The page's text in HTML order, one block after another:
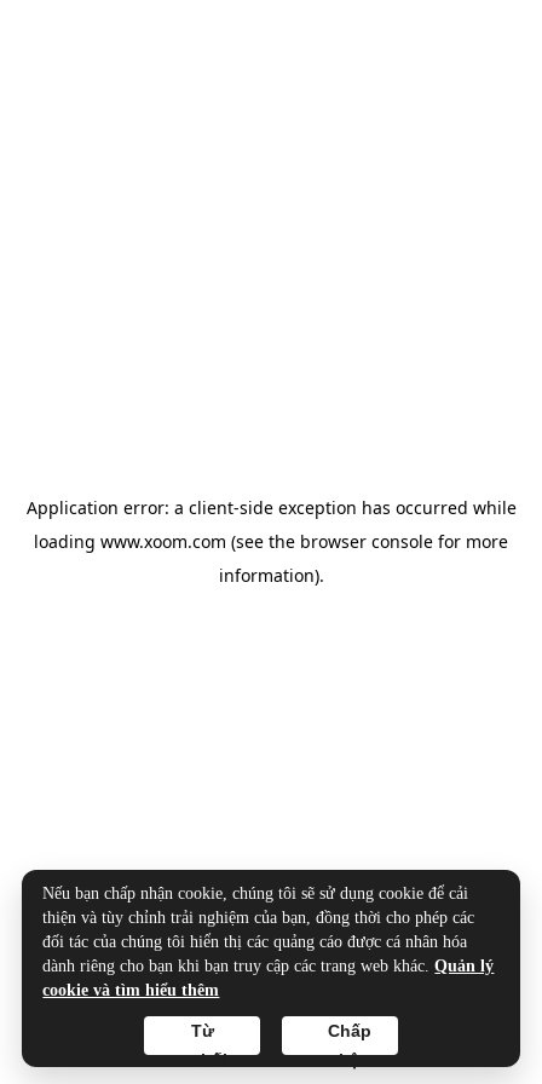
Application error: a client-side exception has occurred while
loading www.xoom.com (see the browser console for more
information).
Nếu bạn chấp nhận cookie, chúng tôi sẽ sử dụng cookie để cải
thiện và tùy chỉnh trải nghiệm của bạn, đồng thời cho phép các
đối tác của chúng tôi hiển thị các quảng cáo được cá nhân hóa
dành riêng cho bạn khi bạn truy cập các trang web khác.Quản lý
cookie và tìm hiểu thêm
Chấp
nhận
Từ
chối